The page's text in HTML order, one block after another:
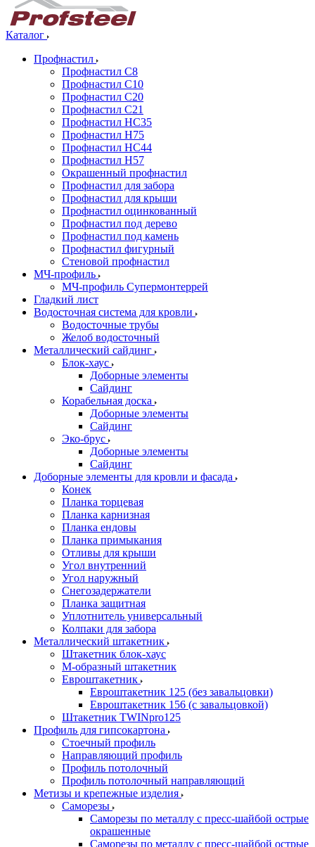
Каталог
Профнастил
Профнастил С8
Профнастил С10
Профнастил С20
Профнастил С21
Профнастил НС35
Профнастил Н75
Профнастил HC44
Профнастил Н57
Окрашенный профнастил
Профнастил для забора
Профнастил для крыши
Профнастил оцинкованный
Профнастил под дерево
Профнастил под камень
Профнастил фигурный
Стеновой профнастил
МЧ-профиль
МЧ-профиль Супермонтеррей
Гладкий лист
Водосточная система для кровли
Водосточные трубы
Желоб водосточный
Металлический сайдинг
Блок-хаус
Доборные элементы
Сайдинг
Корабельная доска
Доборные элементы
Сайдинг
Эко-брус
Доборные элементы
Сайдинг
Доборные элементы для кровли и фасада
Конек
Планка торцевая
Планка карнизная
Планка ендовы
Планка примыкания
Отливы для крыши
Угол внутренний
Угол наружный
Снегозадержатели
Планка защитная
Уплотнитель универсальный
Колпаки для забора
Металлический штакетник
Штакетник блок-хаус
М-образный штакетник
Евроштакетник
Евроштакетник 125 (без завальцовки)
Евроштакетник 156 (с завальцовкой)
Штакетник TWINpro125
Профиль для гипсокартона
Стоечный профиль
Направляющий профиль
Профиль потолочный
Профиль потолочный направляющий
Метизы и крепежные изделия
Саморезы
Саморезы по металлу с пресс-шайбой острые
окрашенные
Саморезы по металлу с пресс-шайбой острые